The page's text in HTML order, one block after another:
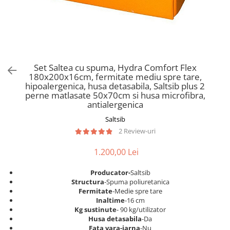
Saltele Memory Pocket
Saltele cu plasa arcuri
Saltele cu spuma
Saltele cu spuma poliuretanica
Saltele 160x200
Saltele 180x200
Top saltele
Scaune pentru living
Seturi comode living si vitrine
Mobila living
Set mese plus scaune
Etajere Birou
Dulap birou
Birouri
Scaune pentru birou
Scaune pentru vizitatori
Scaune birou copii
Scaune resigilate
Scaune gradinita
Scaune terasa si outdoor
Set Saltea cu spuma, Hydra Comfort Flex
180x200x16cm, fermitate mediu spre tare,
hipoalergenica, husa detasabila, Saltsib plus 2
perne matlasate 50x70cm si husa microfibra,
antialergenica
Saltsib
2 Review-uri
1.200,00 Lei
Producator-Saltsib
Structura-Spuma poliuretanica
Fermitate-Medie spre tare
Inaltime-16 cm
Kg sustinute- 90 kg/utilizator
Husa detasabila-Da
Fata vara-iarna-Nu